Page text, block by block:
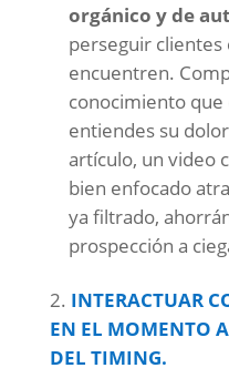
orgánico y de
perseguir clientes
encuentren.
conocimiento
entiendes su
artículo, un video
bien enfocado
ya filtrado,
prospección a
INTERACTUAR
EN EL MOMENTO
DEL TIMING.